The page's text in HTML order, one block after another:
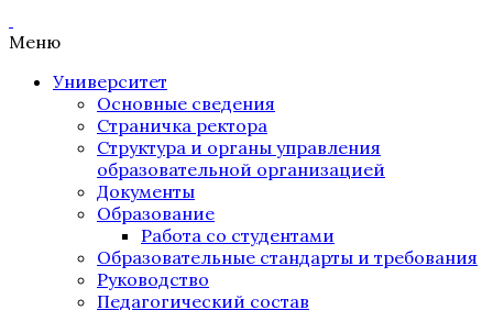
Меню
Университет
Основные сведения
Страничка ректора
Структура и органы управления
образовательной организацией
Документы
Образование
Работа со студентами
Образовательные стандарты и требования
Руководство
Педагогический состав